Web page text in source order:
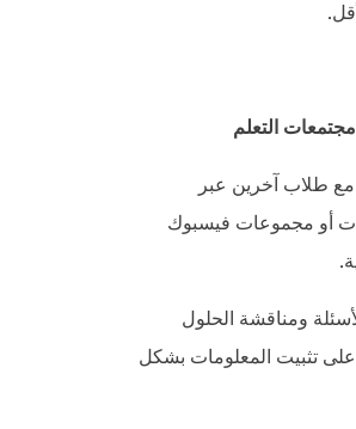
مجتمعات التعلم
طلاب آخرين عبر
أو مجموعات فيسبوك
ومناقشة الحلول
تثبيت المعلومات بشكل